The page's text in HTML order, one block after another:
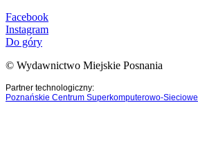
Facebook
Instagram
Do góry
© Wydawnictwo Miejskie Posnania
Partner technologiczny:
Poznańskie Centrum Superkomputerowo-Sieciowe